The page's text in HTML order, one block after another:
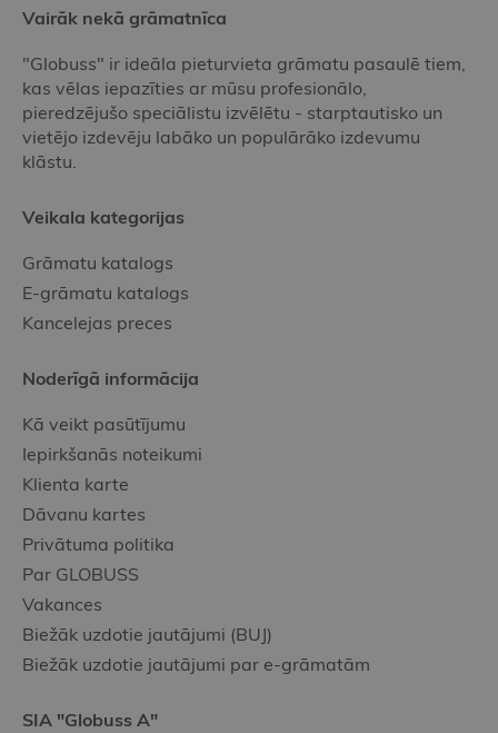
Vairāk nekā grāmatnīca
"Globuss" ir ideāla pieturvieta grāmatu pasaulē tiem,
kas vēlas iepazīties ar mūsu profesionālo,
pieredzējušo speciālistu izvēlētu - starptautisko un
vietējo izdevēju labāko un populārāko izdevumu
klāstu.
Veikala kategorijas
Grāmatu katalogs
E-grāmatu katalogs
Kancelejas preces
Noderīgā informācija
Kā veikt pasūtījumu
Iepirkšanās noteikumi
Klienta karte
Dāvanu kartes
Privātuma politika
Par GLOBUSS
Vakances
Biežāk uzdotie jautājumi (BUJ)
Biežāk uzdotie jautājumi par e-grāmatām
SIA "Globuss A"